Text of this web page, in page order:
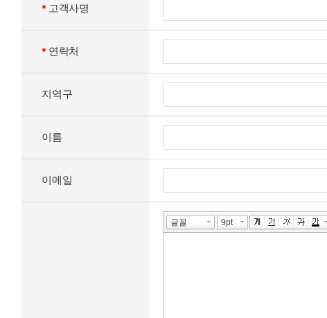
* 고객사명
* 연락처
지역구
이름
이메일